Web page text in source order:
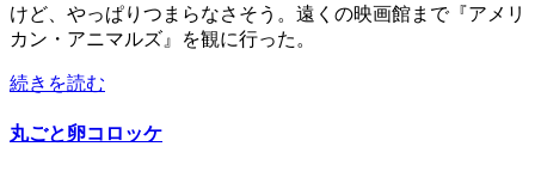
けど、やっぱりつまらなさそう。遠くの映画館まで『アメリ
カン・アニマルズ』を観に行った。
続きを読む
丸ごと卵コロッケ